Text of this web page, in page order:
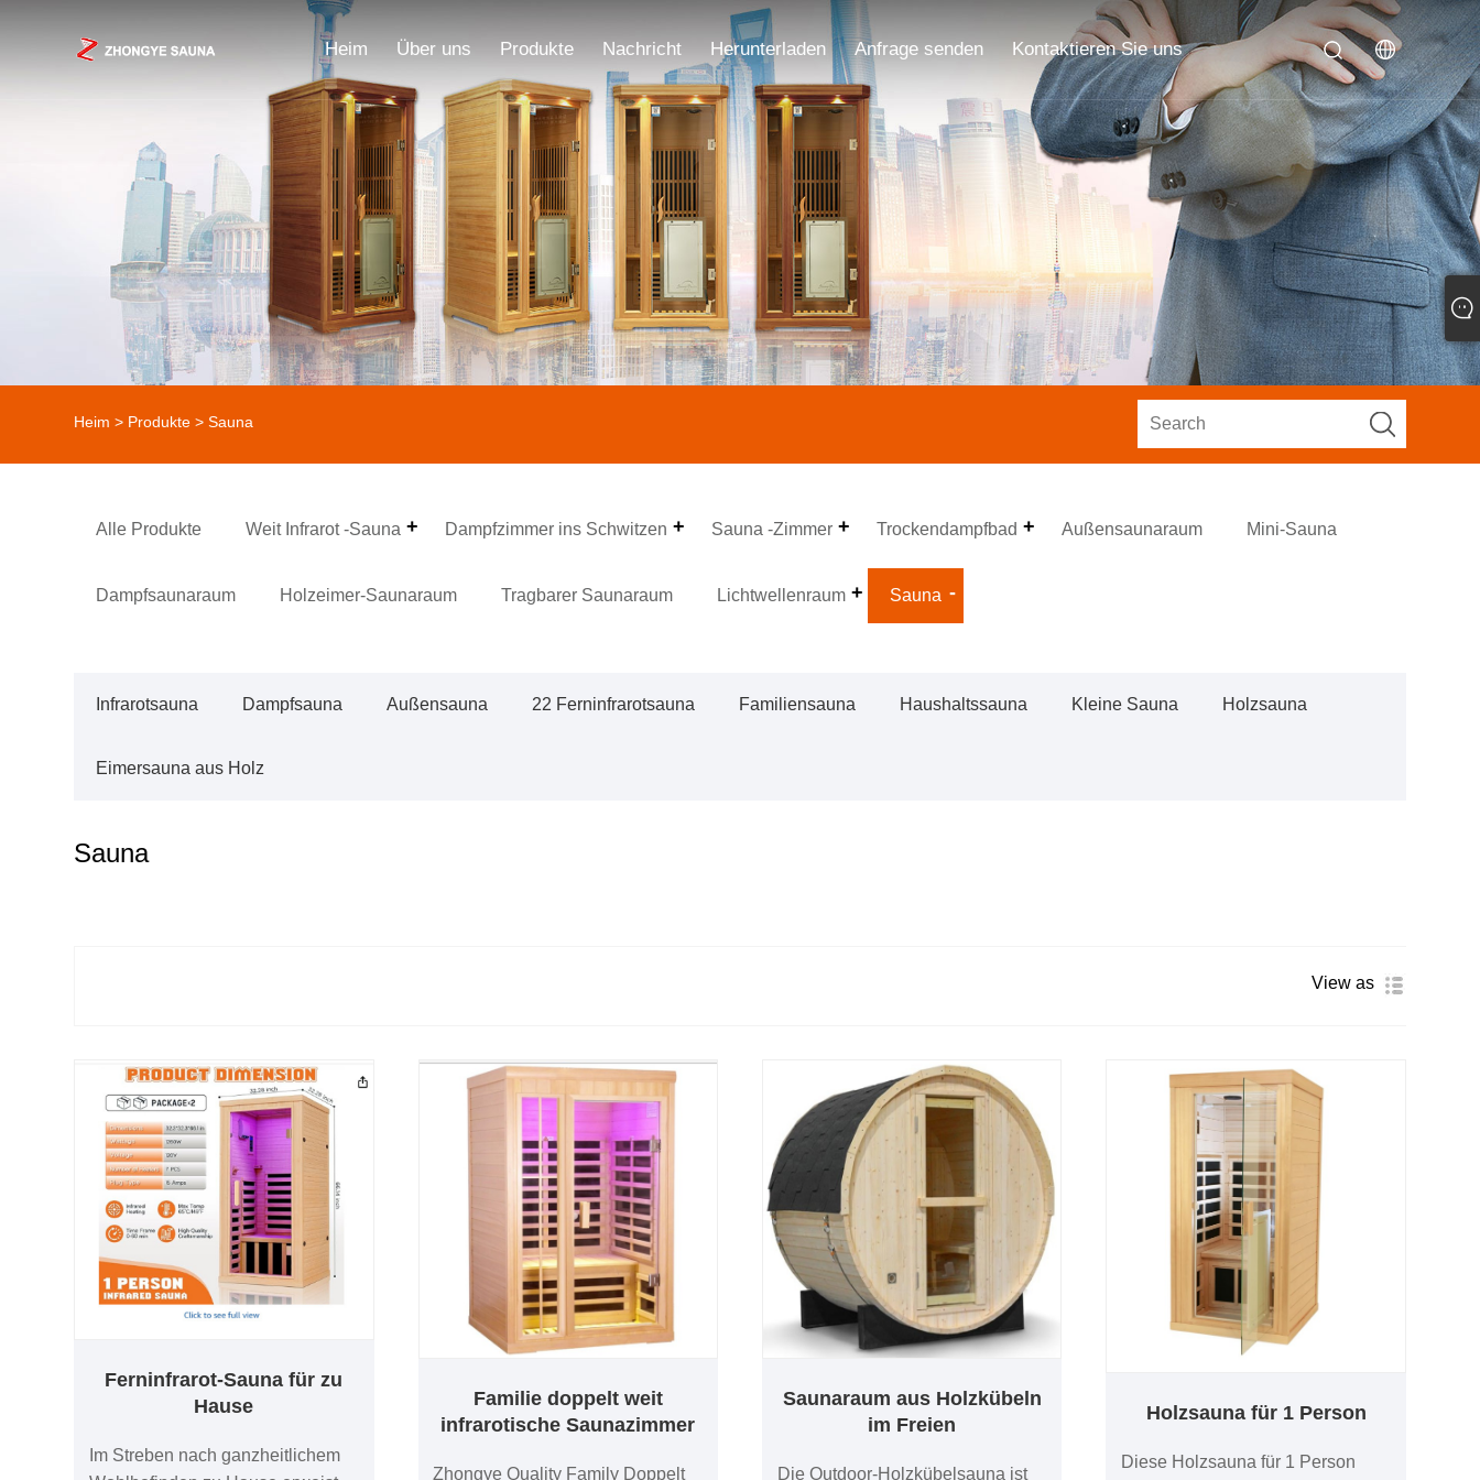
Heim Über uns Produkte Nachricht Herunterladen Anfrage senden Kontaktieren Sie uns
Heim > Produkte > Sauna
Alle Produkte Weit Infrarot -Sauna Dampfzimmer ins Schwitzen Sauna -Zimmer Trockendampfbad Außensaunaraum Mini-Sauna
Dampfsaunaraum Holzeimer-Saunaraum Tragbarer Saunaraum Lichtwellenraum Sauna
Infrarotsauna Dampfsauna Außensauna 22 Ferninfrarotsauna Familiensauna Haushaltssauna Kleine Sauna Holzsauna
Eimersauna aus Holz
Sauna
View as
Ferninfrarot-Sauna für zu
Hause
Im Streben nach ganzheitlichem
Familie doppelt weit
infrarotische Saunazimmer
Zhongye Quality Family Doppelt
Saunaraum aus Holzkübeln
im Freien
Die Outdoor-Holzkübelsauna ist
Holzsauna für 1 Person
Diese Holzsauna für 1 Person